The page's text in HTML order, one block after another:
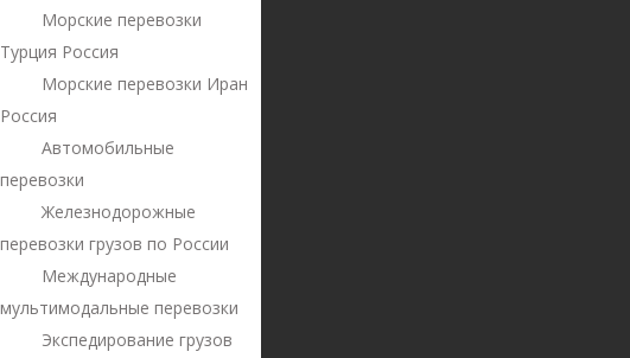
Морские перевозки
Турция Россия
Морские перевозки Иран
Россия
Автомобильные
перевозки
Железнодорожные
перевозки грузов по России
Международные
мультимодальные перевозки
Экспедирование грузов